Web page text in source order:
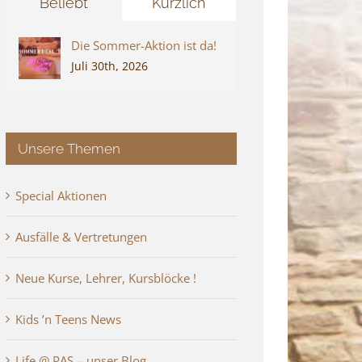
Die Sommer-Aktion ist da!
Juli 30th, 2026
Unsere Themen
Special Aktionen
Ausfälle & Vertretungen
Neue Kurse, Lehrer, Kursblöcke !
Kids ’n Teens News